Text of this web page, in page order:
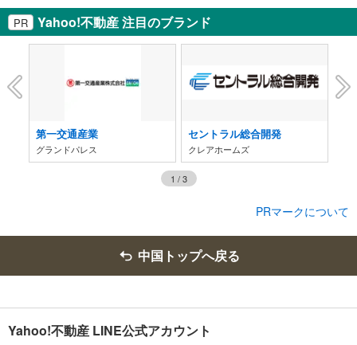
PR Yahoo!不動産 注目のブランド
第一交通産業
グランドパレス
セントラル総合開発
クレアホームズ
1 /3
PRマークについて
中国トップへ戻る
Yahoo!不動産 LINE公式アカウント